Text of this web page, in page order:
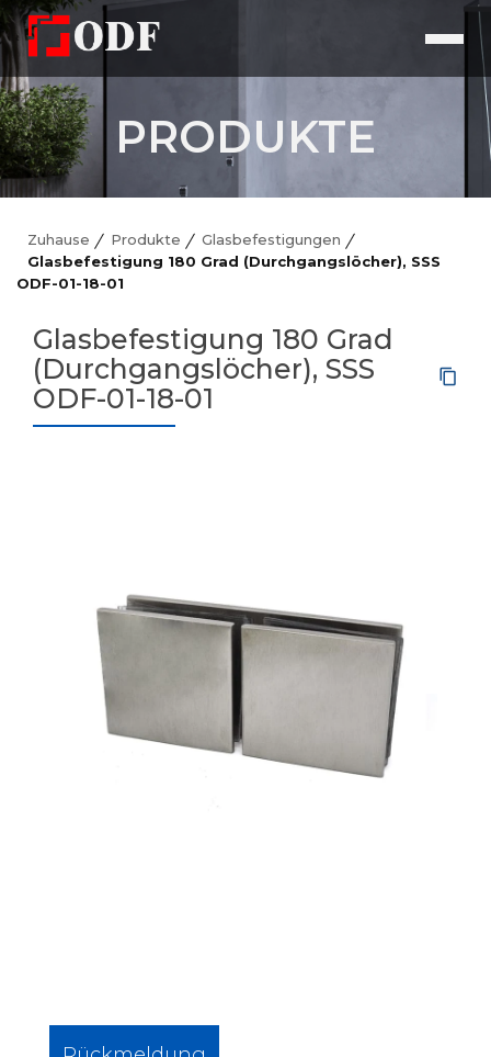
PRODUKTE
Zuhause Produkte
Glasbefestigungen
Glasbefestigung 180 Grad (Durchgangslöcher), SSS
ODF-01-18-01
Glasbefestigung 180 Grad
(Durchgangslöcher), SSS
ODF-01-18-01